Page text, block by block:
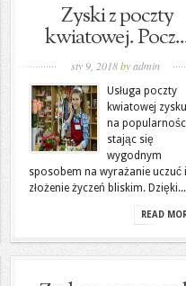
Zyski z poczty
kwiatowej.
sty 9, 2018by admin
Usługa poczty
kwiatowej
na
stając się
wygodnym
sposobem na wyrażanie uczuć i
złożenie życzeń bliskim. Dzięki...
READ